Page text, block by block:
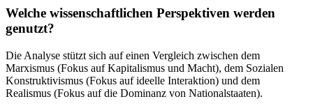
Welche wissenschaftlichen Perspektiven werden
genutzt?
Die Analyse stützt sich auf einen Vergleich zwischen dem
Marxismus (Fokus auf Kapitalismus und Macht), dem Sozialen
Konstruktivismus (Fokus auf ideelle Interaktion) und dem
Realismus (Fokus auf die Dominanz von Nationalstaaten).